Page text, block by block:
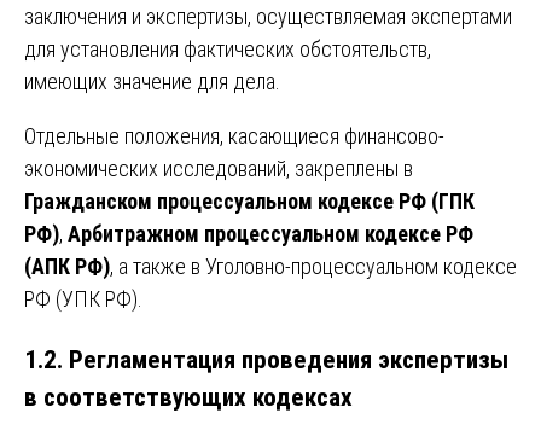
заключения и экспертизы, осуществляемая экспертами
для установления фактических обстоятельств,
имеющих значение для дела.
Отдельные положения, касающиеся финансово-
экономических исследований, закреплены в
Гражданском процессуальном кодексе РФ (ГПК
РФ), Арбитражном процессуальном кодексе РФ
(АПК РФ), а также в Уголовно-процессуальном кодексе
РФ (УПК РФ).
1.2. Регламентация проведения экспертизы
в соответствующих кодексах